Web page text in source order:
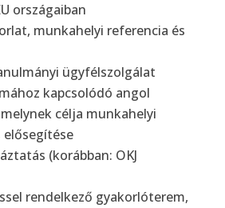
országaiban
munkahelyi referencia és
ügyfélszolgálat
kapcsolódó angol
célja munkahelyi
elősegítése
(korábban: OKJ
rendelkező gyakorlóterem,